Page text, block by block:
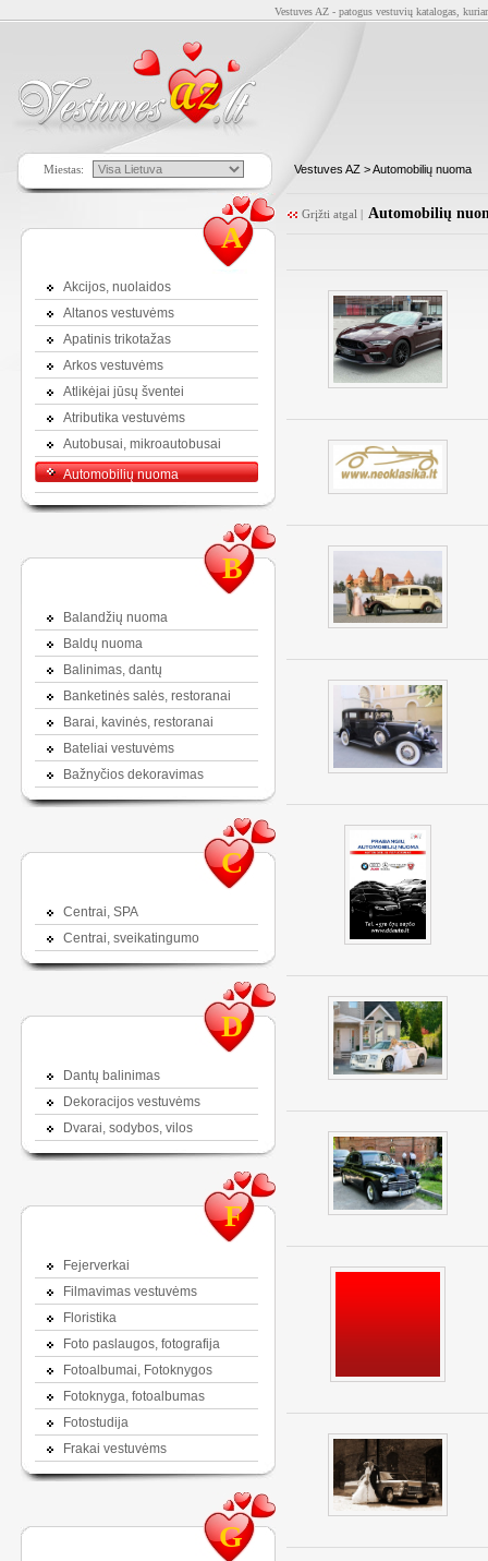
Vestuves AZ - patogus vestuvių katalogas,
Miestas: Vestuves AZ > Automobilių nuoma
A
Akcijos, nuolaidos
Altanos vestuvėms
Apatinis trikotažas
Arkos vestuvėms
Atlikėjai jūsų šventei
Atributika vestuvėms
Autobusai, mikroautobusai
Automobilių nuoma
B
Balandžių nuoma
Baldų nuoma
Balinimas, dantų
Banketinės salės, restoranai
Barai, kavinės, restoranai
Bateliai vestuvėms
Bažnyčios dekoravimas
C
Centrai, SPA
Centrai, sveikatingumo
D
Dantų balinimas
Dekoracijos vestuvėms
Dvarai, sodybos, vilos
F
Fejerverkai
Filmavimas vestuvėms
Floristika
Foto paslaugos, fotografija
Fotoalbumai, Fotoknygos
Fotoknyga, fotoalbumas
Fotostudija
Frakai vestuvėms
G
Grįžti atgal | Automobilių